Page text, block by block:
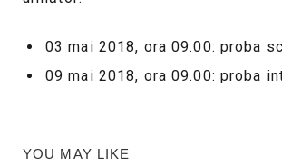
03 mai 2018, ora 09.00: proba
09 mai 2018, ora 09.00: proba